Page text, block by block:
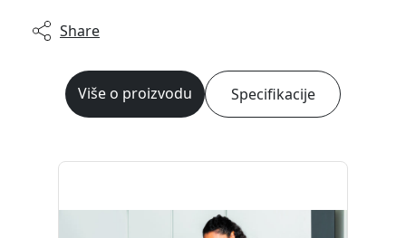
Share
Više o proizvodu Specifikacije